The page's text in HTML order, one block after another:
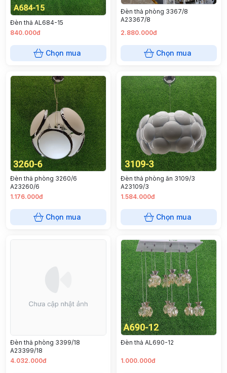
Đèn thả AL684-15
840.000đ
Chọn mua
Đèn thả phòng 3367/8
A23367/8
2.880.000đ
Chọn mua
Đèn thả phòng 3260/6
A23260/6
1.176.000đ
Chọn mua
Đèn thả phòng ăn 3109/3
A23109/3
1.584.000đ
Chọn mua
Đèn thả phòng 3399/18
A23399/18
4.032.000đ
Đèn thả AL690-12
1.000.000đ